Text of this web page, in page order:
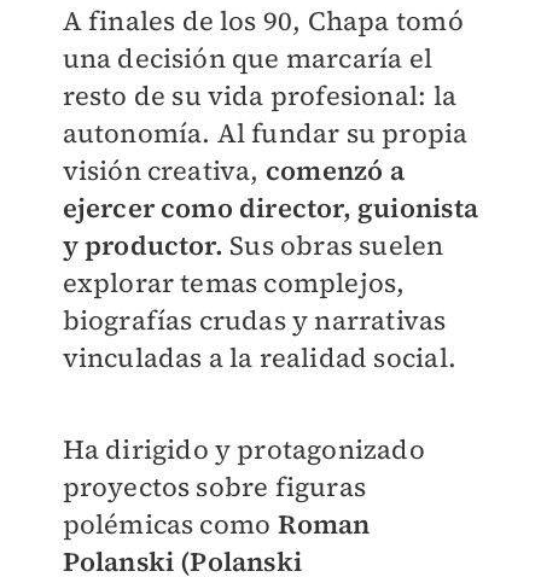
A finales de los 90, Chapa tomó
una decisión que marcaría el
resto de su vida profesional: la
autonomía. Al fundar su propia
visión creativa, comenzó a
ejercer como director, guionista
y productor. Sus obras suelen
explorar temas complejos,
biografías crudas y narrativas
vinculadas a la realidad social.
Ha dirigido y protagonizado
proyectos sobre figuras
polémicas como Roman
Polanski (Polanski